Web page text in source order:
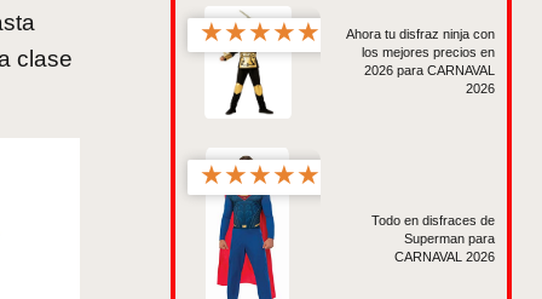
clase
★★★★★
Ahora tu disfraz ninja con
los mejores precios en
2026 para CARNAVAL
2026
★★★★★
Todo en disfraces de
Superman para
CARNAVAL 2026